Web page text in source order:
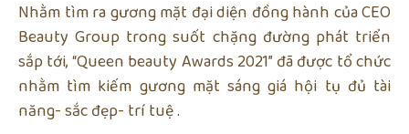
Nhằm tìm ra gương mặt đại diện đồng hành của CEO
Beauty Group trong suốt chặng đường phát triển
sắp tới, “Queen beauty Awards 2021” đã được tổ chức
nhằm tìm kiếm gương mặt sáng giá hội tụ đủ tài
năng- sắc đẹp- trí tuệ .